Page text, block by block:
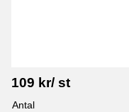
109 kr/ st
Antal